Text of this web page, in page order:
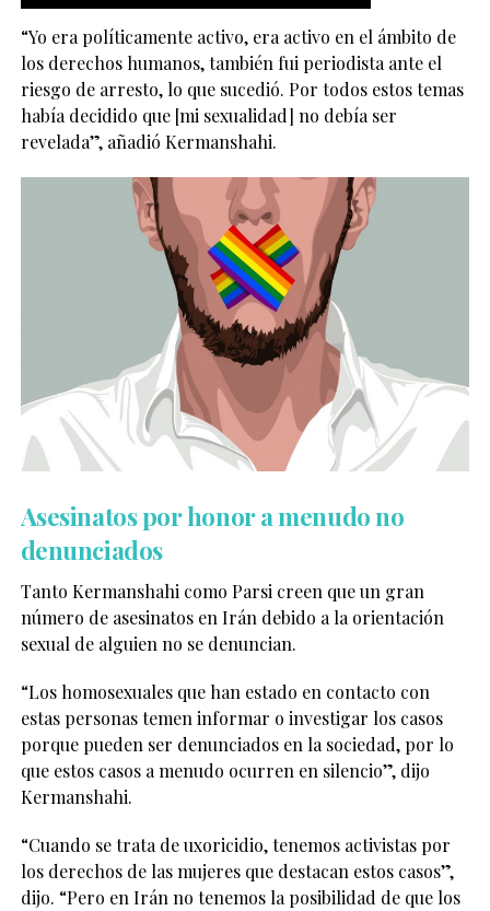
“Yo era políticamente activo, era activo en el ámbito de
los derechos humanos, también fui periodista ante el
riesgo de arresto, lo que sucedió. Por todos estos temas
había decidido que [mi sexualidad] no debía ser
revelada”, añadió Kermanshahi.
Asesinatos por honor a menudo no
denunciados
Tanto Kermanshahi como Parsi creen que un gran
número de asesinatos en Irán debido a la orientación
sexual de alguien no se denuncian.
“Los homosexuales que han estado en contacto con
estas personas temen informar o investigar los casos
porque pueden ser denunciados en la sociedad, por lo
que estos casos a menudo ocurren en silencio”, dijo
Kermanshahi.
“Cuando se trata de uxoricidio, tenemos activistas por
los derechos de las mujeres que destacan estos casos”,
dijo. “Pero en Irán no tenemos la posibilidad de que los